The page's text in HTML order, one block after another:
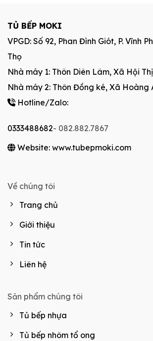
TỦ BẾP MOKI
VPGD: Số 92, Phan Đình Giót, P. Vĩnh
Thọ
Nhà máy 1: Thôn Diên Lâm, Xã Hội
Nhà máy 2: Thôn Đồng ké, Xã Hoàng
Hotline/Zalo:
0333488682- 082.882.7867
Website: www.tubepmoki.com
Về chúng tôi
Trang chủ
Giới thiệu
Tin tức
Liên hệ
Sản phẩm chúng tôi
Tủ bếp nhựa
Tủ bếp nhôm tổ ong